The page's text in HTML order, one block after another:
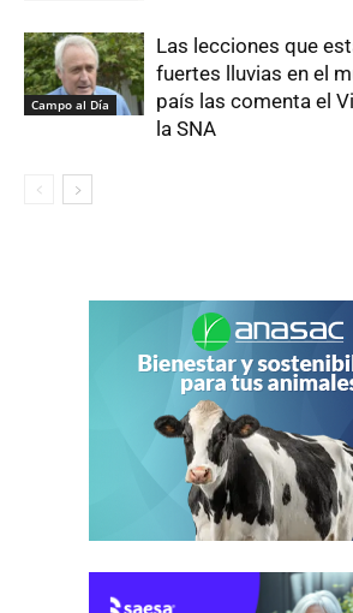
Campo al Día
Las lecciones que
fuertes lluvias en el
país las comenta el
la SNA